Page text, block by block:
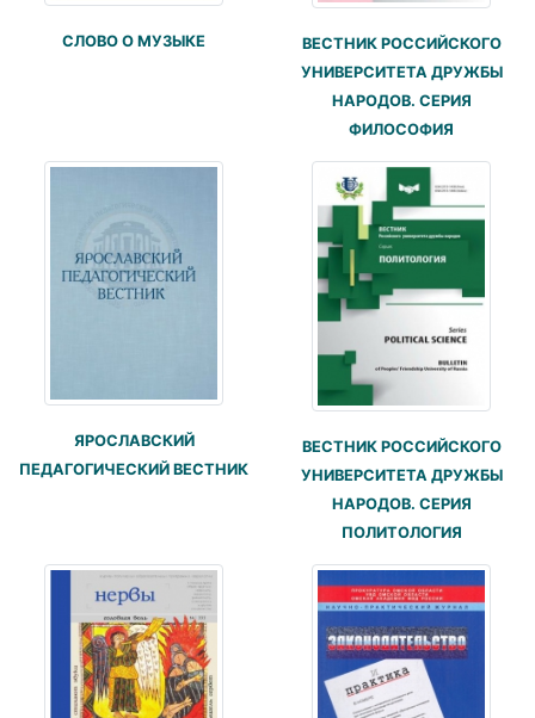
СЛОВО О МУЗЫКЕ
ВЕСТНИК РОССИЙСКОГО
УНИВЕРСИТЕТА ДРУЖБЫ
НАРОДОВ. СЕРИЯ
ФИЛОСОФИЯ
ЯРОСЛАВСКИЙ
ПЕДАГОГИЧЕСКИЙ ВЕСТНИК
ВЕСТНИК РОССИЙСКОГО
УНИВЕРСИТЕТА ДРУЖБЫ
НАРОДОВ. СЕРИЯ
ПОЛИТОЛОГИЯ